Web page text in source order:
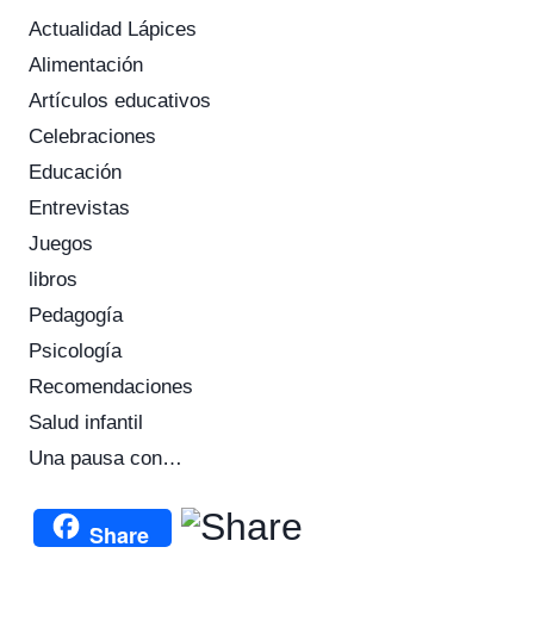
Actualidad Lápices
Alimentación
Artículos educativos
Celebraciones
Educación
Entrevistas
Juegos
libros
Pedagogía
Psicología
Recomendaciones
Salud infantil
Una pausa con…
Share